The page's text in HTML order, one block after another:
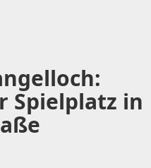
Spielplatz in